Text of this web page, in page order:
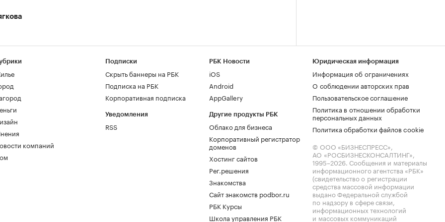
компаний
Подписки
Скрыть баннеры на РБК
Подписка на РБК
Корпоративная подписка
Уведомления
RSS
РБК Новости
iOS
Android
AppGallery
Другие продукты РБК
Облако для бизнеса
Корпоративный регистратор
доменов
Хостинг сайтов
Рег.решения
Знакомства
Сайт знакомств podbor.ru
РБК Курсы
Школа управления РБК
Юридическая информация
Информация об ограничениях
О соблюдении авторских прав
Пользовательское соглашение
Политика в отношении обработки
персональных данных
Политика обработки файлов cookie
© ООО «БИЗНЕСПРЕСС»,
АО «РОСБИЗНЕСКОНСАЛТИНГ»,
1995–2026. Сообщения и материалы
информационного агентства «РБК»
(свидетельство о регистрации
средства массовой информации
выдано Федеральной службой
по надзору в сфере связи,
информационных технологий
и массовых коммуникаций